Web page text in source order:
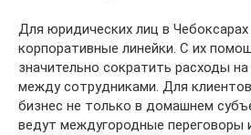
Для юридических лиц в
корпоративные линейки. С их
значительно сократить расходы
между сотрудниками. Для
бизнес не только в домашнем
ведут междугородные переговоры